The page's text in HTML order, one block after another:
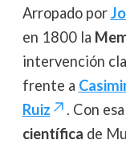
Arropado por
en 1800 la
intervención
frente a
Ruiz
. Con
científica de